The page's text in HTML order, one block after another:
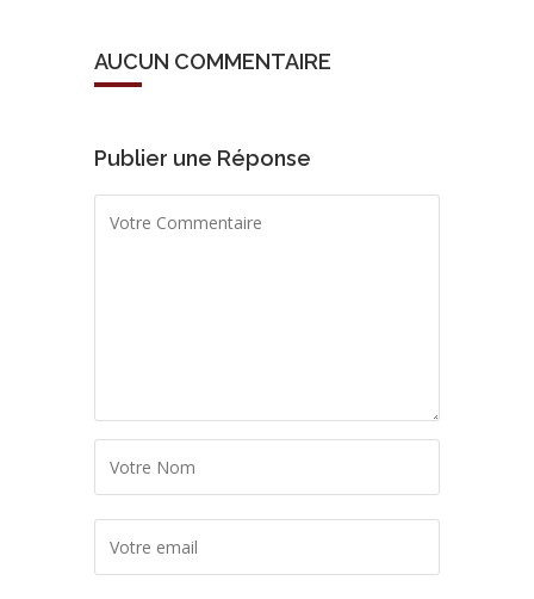
AUCUN COMMENTAIRE
Publier une Réponse